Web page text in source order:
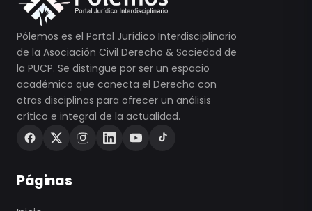
Pólemos es el Portal Jurídico Interdisciplinario
de la Asociación Civil Derecho & Sociedad de
la PUCP. Se distingue por ser un espacio
académico que conecta el Derecho con
otras disciplinas para ofrecer un análisis
crítico e integral de la actualidad.
Páginas